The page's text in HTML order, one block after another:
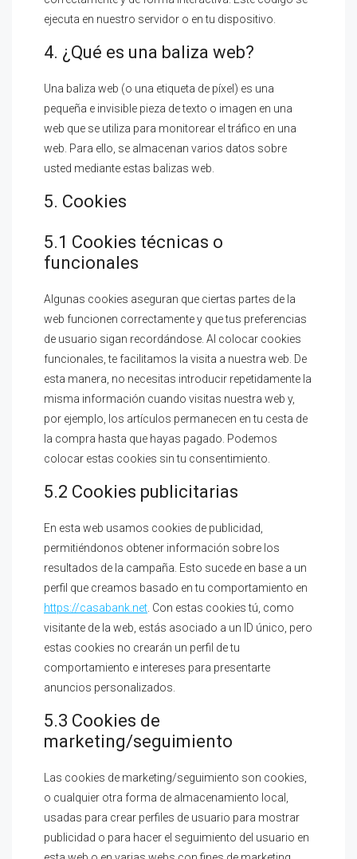
ejecuta en nuestro servidor o en tu dispositivo.
4. ¿Qué es una baliza web?
Una baliza web (o una etiqueta de píxel) es una
pequeña e invisible pieza de texto o imagen en una
web que se utiliza para monitorear el tráfico en una
web. Para ello, se almacenan varios datos sobre
usted mediante estas balizas web.
5. Cookies
5.1 Cookies técnicas o
funcionales
Algunas cookies aseguran que ciertas partes de la
web funcionen correctamente y que tus preferencias
de usuario sigan recordándose. Al colocar cookies
funcionales, te facilitamos la visita a nuestra web. De
esta manera, no necesitas introducir repetidamente la
misma información cuando visitas nuestra web y,
por ejemplo, los artículos permanecen en tu cesta de
la compra hasta que hayas pagado. Podemos
colocar estas cookies sin tu consentimiento.
5.2 Cookies publicitarias
En esta web usamos cookies de publicidad,
permitiéndonos obtener información sobre los
resultados de la campaña. Esto sucede en base a un
perfil que creamos basado en tu comportamiento en
https://casabank.net . Con estas cookies tú, como
visitante de la web, estás asociado a un ID único, pero
estas cookies no crearán un perfil de tu
comportamiento e intereses para presentarte
anuncios personalizados.
5.3 Cookies de
marketing/seguimiento
Las cookies de marketing/seguimiento son cookies,
o cualquier otra forma de almacenamiento local,
usadas para crear perfiles de usuario para mostrar
publicidad o para hacer el seguimiento del usuario en